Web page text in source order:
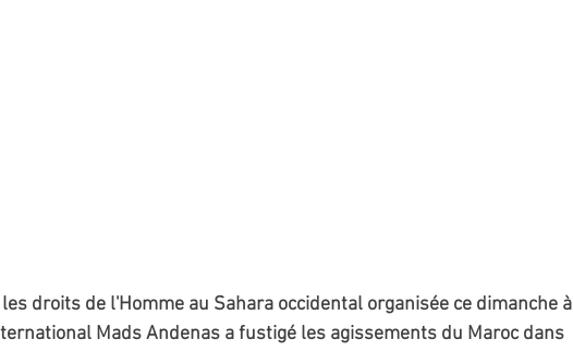
droits de l'Homme au Sahara occidental organisée ce dimanche à
Mads Andenas a fustigé les agissements du Maroc dans